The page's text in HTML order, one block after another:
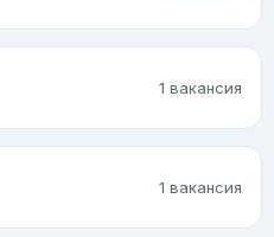
1 вакансия
1 вакансия